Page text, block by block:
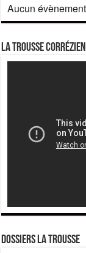
Aucun évènement
La Trousse
Dossiers La Trousse